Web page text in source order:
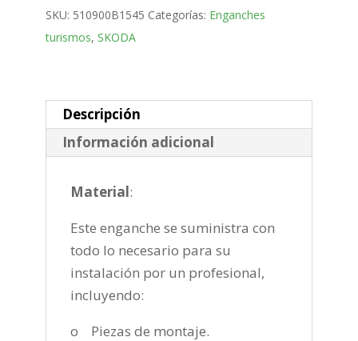
Bola
desmontable
2008-
2015
SKU: 510900B1545 Categorías: Enganches
turismos, SKODA
Descripción
Información adicional
Material:
Este enganche se suministra con
todo lo necesario para su
instalación por un profesional,
incluyendo:
o Piezas de montaje.